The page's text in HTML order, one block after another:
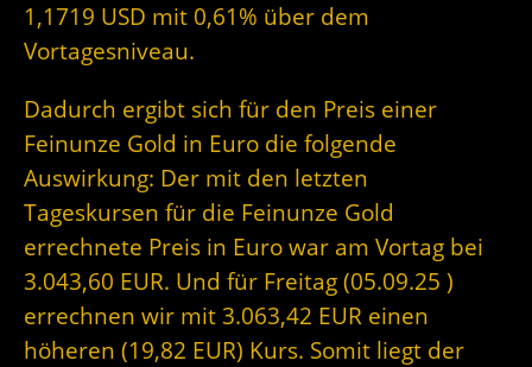
1,1719 USD mit 0,61% über dem
Vortagesniveau.
Dadurch ergibt sich für den Preis einer
Feinunze Gold in Euro die folgende
Auswirkung: Der mit den letzten
Tageskursen für die Feinunze Gold
errechnete Preis in Euro war am Vortag bei
3.043,60 EUR. Und für Freitag (05.09.25 )
errechnen wir mit 3.063,42 EUR einen
höheren (19,82 EUR) Kurs. Somit liegt der